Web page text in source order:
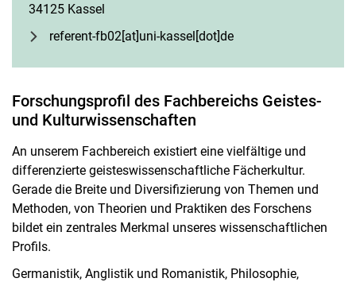
34125 Kassel
referent-fb02[at]uni-kassel[dot]de
Forschungsprofil des Fachbereichs Geistes-
und Kulturwissenschaften
An unserem Fachbereich existiert eine vielfältige und
differenzierte geisteswissenschaftliche Fächerkultur.
Gerade die Breite und Diversifizierung von Themen und
Methoden, von Theorien und Praktiken des Forschens
bildet ein zentrales Merkmal unseres wissenschaftlichen
Profils.
Germanistik, Anglistik und Romanistik, Philosophie,